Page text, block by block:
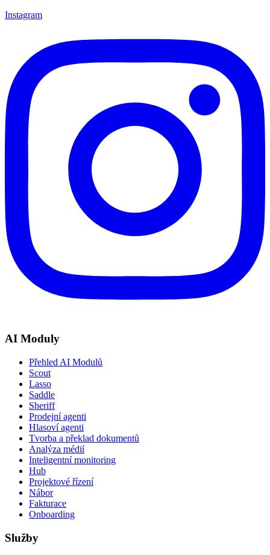
Instagram
AI Moduly
Přehled AI Modulů
Scout
Lasso
Saddle
Sheriff
Prodejní agenti
Hlasoví agenti
Tvorba a překlad dokumentů
Analýza médií
Inteligentní monitoring
Hub
Projektové řízení
Nábor
Fakturace
Onboarding
Služby